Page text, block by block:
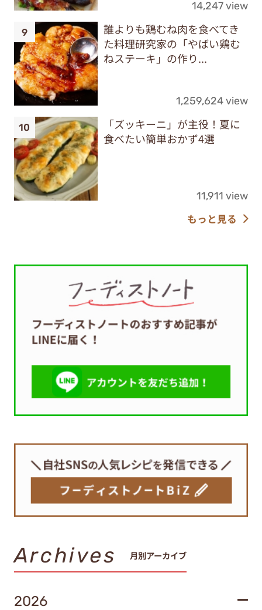
14,247 view
誰よりも鶏むね肉を食べてき
た料理研究家の「やばい鶏む
ねステーキ」の作り...
1,259,624 view
「ズッキーニ」が主役！夏に
食べたい簡単おかず4選
11,911 view
もっと見る
Archives 月別アーカイブ
2026